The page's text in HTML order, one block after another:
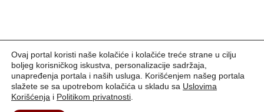
Ovaj portal koristi naše kolačiće i kolačiće treće strane u cilju
boljeg korisničkog iskustva, personalizacije sadržaja,
unapređenja portala i naših usluga. Korišćenjem našeg portala
slažete se sa upotrebom kolačića u skladu sa Uslovima
Korišćenja i Politikom privatnosti